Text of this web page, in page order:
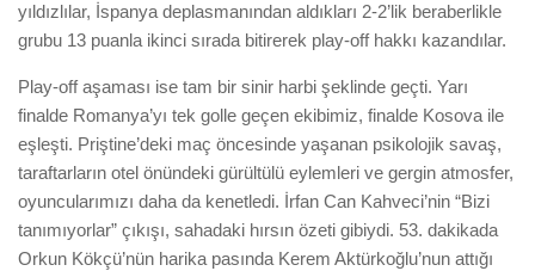
yıldızlılar, İspanya deplasmanından aldıkları 2-2’lik beraberlikle
grubu 13 puanla ikinci sırada bitirerek play-off hakkı kazandılar.
Play-off aşaması ise tam bir sinir harbi şeklinde geçti. Yarı
finalde Romanya’yı tek golle geçen ekibimiz, finalde Kosova ile
eşleşti. Priştine’deki maç öncesinde yaşanan psikolojik savaş,
taraftarların otel önündeki gürültülü eylemleri ve gergin atmosfer,
oyuncularımızı daha da kenetledi. İrfan Can Kahveci’nin “Bizi
tanımıyorlar” çıkışı, sahadaki hırsın özeti gibiydi. 53. dakikada
Orkun Kökçü’nün harika pasında Kerem Aktürkoğlu’nun attığı